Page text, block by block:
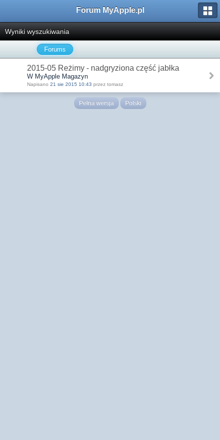
Forum MyApple.pl
Wyniki wyszukiwania
Forums
2015-05 Reżimy - nadgryziona część jabłka
W MyApple Magazyn
Napisano 21 sie 2015 10:43 przez tomasz
Pełna wersja Polski